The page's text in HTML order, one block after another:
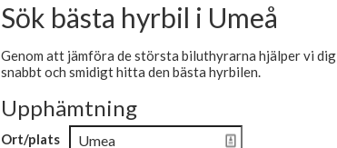
Sök bästa hyrbil i Umeå
Genom att jämföra de största biluthyrarna hjälper vi dig
snabbt och smidigt hitta den bästa hyrbilen.
Upphämtning
Ort/plats